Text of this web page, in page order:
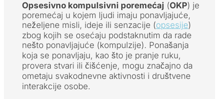
Opsesivno kompulsivni poremećaj (OKP) je
poremećaj u kojem ljudi imaju ponavljajuće,
neželjene misli, ideje ili senzacije (opsesije)
zbog kojih se osećaju podstaknutim da rade
nešto ponavljajuće (kompulzije). Ponašanja
koja se ponavljaju, kao što je pranje ruku,
provera stvari ili čišćenje, mogu značajno da
ometaju svakodnevne aktivnosti i društvene
interakcije osobe.